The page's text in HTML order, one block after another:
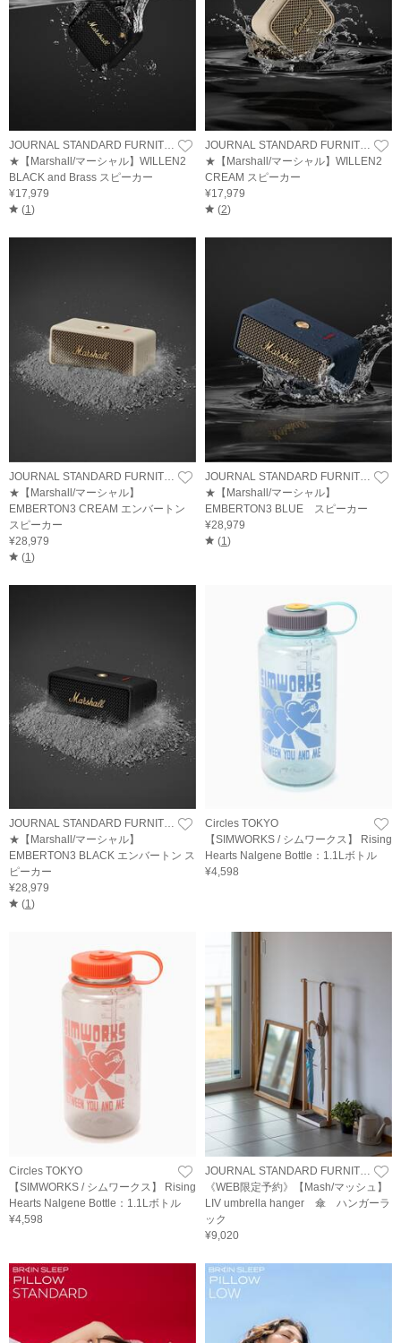
JOURNAL STANDARD FURNITURE
★【Marshall/マーシャル】WILLEN2
BLACK and Brass スピーカー
¥17,979
(1)
JOURNAL STANDARD FURNITURE
★【Marshall/マーシャル】WILLEN2
CREAM スピーカー
¥17,979
(2)
JOURNAL STANDARD FURNITURE
★【Marshall/マーシャル】
EMBERTON3 CREAM エンバートン
スピーカー
¥28,979
(1)
JOURNAL STANDARD FURNITURE
★【Marshall/マーシャル】
EMBERTON3 BLUE スピーカー
¥28,979
(1)
JOURNAL STANDARD FURNITURE
★【Marshall/マーシャル】
EMBERTON3 BLACK エンバートン ス
ピーカー
¥28,979
(1)
Circles TOKYO
【SIMWORKS / シムワークス】 Rising
Hearts Nalgene Bottle：1.1Lボトル
¥4,598
Circles TOKYO
【SIMWORKS / シムワークス】 Rising
Hearts Nalgene Bottle：1.1Lボトル
¥4,598
《WEB限定予約》【Mash/マッシュ】
LIV umbrella hanger 傘 ハンガーラ
ック
¥9,020